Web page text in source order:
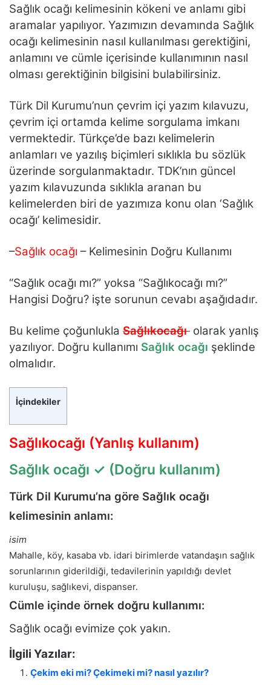
Sağlık ocağı kelimesinin kökeni ve anlamı gibi
aramalar yapılıyor. Yazımızın devamında Sağlık
ocağı kelimesinin nasıl kullanılması gerektiğini,
anlamını ve cümle içerisinde kullanımının nasıl
olması gerektiğinin bilgisini bulabilirsiniz.
Türk Dil Kurumu’nun çevrim içi yazım kılavuzu,
çevrim içi ortamda kelime sorgulama imkanı
vermektedir. Türkçe’de bazı kelimelerin
anlamları ve yazılış biçimleri sıklıkla bu sözlük
üzerinde sorgulanmaktadır. TDK’nın güncel
yazım kılavuzunda sıklıkla aranan bu
kelimelerden biri de yazımıza konu olan ‘Sağlık
ocağı’ kelimesidir.
–Sağlık ocağı – Kelimesinin Doğru Kullanımı
“Sağlık ocağı mı?” yoksa “Sağlıkocağı mı?”
Hangisi Doğru? işte sorunun cevabı aşağıdadır.
Bu kelime çoğunlukla Sağlıkocağı olarak yanlış
yazılıyor. Doğru kullanımı Sağlık ocağı şeklinde
olmalıdır.
İçindekiler
Sağlıkocağı (Yanlış kullanım)
Sağlık ocağı ✓ (Doğru kullanım)
Türk Dil Kurumu’na göre Sağlık ocağı
kelimesinin anlamı:
isim
Mahalle, köy, kasaba vb. idari birimlerde vatandaşın sağlık
sorunlarının giderildiği, tedavilerinin yapıldığı devlet
kuruluşu, sağlıkevi, dispanser.
Cümle içinde örnek doğru kullanımı:
Sağlık ocağı evimize çok yakın.
İlgili Yazılar:
Çekim eki mi? Çekimeki mi? nasıl yazılır?